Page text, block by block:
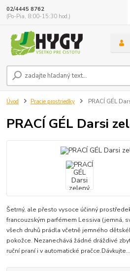
02/4445 8762
(Po-Pia, 8:00-15:30 hod.)
Úvod Pracie prostriedky PRACÍ GÉL
PRACÍ GÉL Darsi
Šetrný, ale přesto vysoce účinný
francouzským parfémem Lessiva (jemná,
všech druhů prádla včetně jemného
pokožce. Nezanechává žádné dráždivé
ruční praní i v automatické pračce.Dávkujte...